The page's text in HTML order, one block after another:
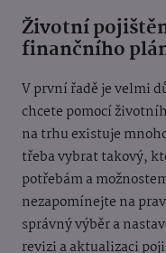
Životní
finančního
V první řadě je velmi
chcete pomocí
na trhu existuje
třeba vybrat takový,
potřebám a
nezapomínejte na
správný výběr a
revizi a aktualizaci